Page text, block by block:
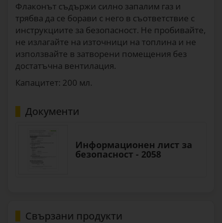
Флаконът съдържи силно запалим газ и
трябва да се борави с него в съответствие с
инструкциите за безопасност. Не пробивайте,
не излагайте на източници на топлина и не
използвайте в затворени помещения без
достатъчна вентилация.
Капацитет: 200 мл.
Документи
Информационен лист за
безопасност - 2058
Свързани продукти